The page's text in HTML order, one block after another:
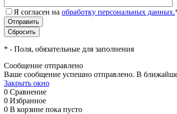
Я согласен на обработку персональных данных.
* - Поля, обязательные для заполнения
Сообщение отправлено
Ваше сообщение успешно отправлено. В
Закрыть окно
0 Сравнение
0 Избранное
0 В корзине пока пусто